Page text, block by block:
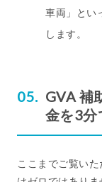
車両」とい
します。
GVA 補
金を3分
ここまでご覧い